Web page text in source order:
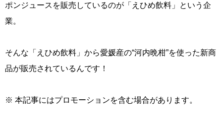
ポンジュースを販売しているのが「えひめ飲料」という企
業。
そんな「えひめ飲料」から愛媛産の“河内晩柑”を使った新商
品が販売されているんです！
※ 本記事にはプロモーションを含む場合があります。